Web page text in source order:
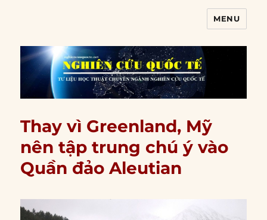
MENU
Thay vì Greenland, Mỹ
nên tập trung chú ý vào
Quần đảo Aleutian